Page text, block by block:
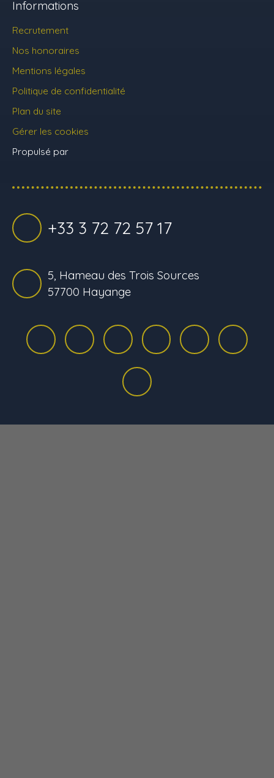
Informations
Recrutement
Nos honoraires
Mentions légales
Politique de confidentialité
Plan du site
Gérer les cookies
Propulsé par
+33 3 72 72 57 17
5, Hameau des Trois Sources
57700 Hayange